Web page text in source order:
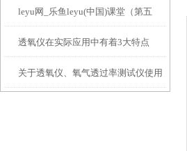
leyu网_乐鱼leyu(中国)课堂（第五
讲）塑料安瓿瓶氧气阻隔性能的测试
方法
透氧仪在实际应用中有着3大特点
关于透氧仪、氧气透过率测试仪使用